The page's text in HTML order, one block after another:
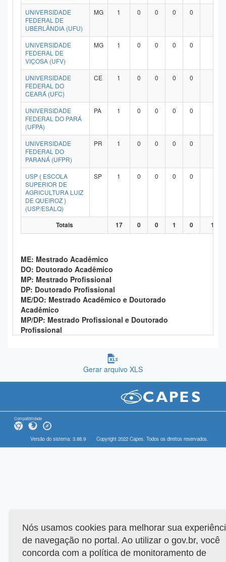
UNIVERSIDADE
FEDERAL DE
UBERLÂNDIA (UFU)
MG 1 0 0 0 0
UNIVERSIDADE
FEDERAL DE
VIÇOSA (UFV)
MG 1 0 0 0 0
UNIVERSIDADE
FEDERAL DO
CEARÁ (UFC)
CE 1 0 0 0 0
UNIVERSIDADE
FEDERAL DO PARÁ
(UFPA)
PA 1 0 0 0 0
UNIVERSIDADE
FEDERAL DO
PARANÁ (UFPR)
PR 1 0 0 0 0
USP ( ESCOLA
SUPERIOR DE
AGRICULTURA LUIZ
DE QUEIROZ )
(USP/ESALQ)
SP 1 0 0 0 0
Totais 17 0 0 1 0 13
ME: Mestrado Acadêmico
DO: Doutorado Acadêmico
MP: Mestrado Profissional
DP: Doutorado Profissional
ME/DO: Mestrado Acadêmico e Doutorado
Acadêmico
MP/DP: Mestrado Profissional e Doutorado
Profissional
Gerar arquivo XLS
Compatibilidade
Versão do sistema: 3.88.9 Copyright 2022 Capes. Todos os direitos reservados.
Nós usamos cookies para melhorar sua
de navegação no portal. Ao utilizar o gov.br, você
concorda com a política de monitoramento de